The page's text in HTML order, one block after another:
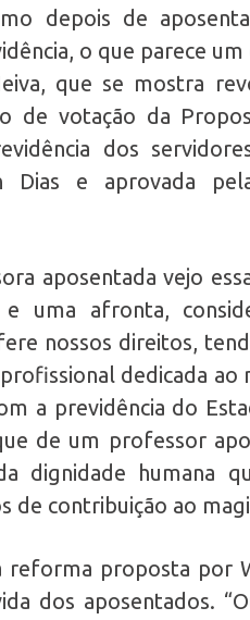
depois de
o que parece
que se mostra
de votação da
dos
Dias e aprovada
aposentada vejo
uma afronta,
nossos direitos,
dedicada
a previdência do
de um professor
dignidade humana
de contribuição ao
reforma proposta por
dos aposentados.